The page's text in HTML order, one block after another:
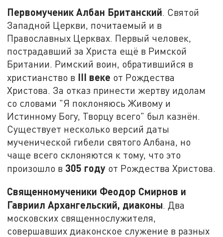
Первомученик Албан Британский. Святой
Западной Церкви, почитаемый и в
Православных Церквах. Первый человек,
пострадавший за Христа ещё в Римской
Британии. Римский воин, обратившийся в
христианство в III веке от Рождества
Христова. За отказ принести жертву идолам
со словами "Я поклоняюсь Живому и
Истинному Богу, Творцу всего" был казнён.
Существует несколько версий даты
мученической гибели святого Албана, но
чаще всего склоняются к тому, что это
произошло в 305 году от Рождества Христова.
Священномученики Феодор Смирнов и
Гавриил Архангельский, диаконы. Два
московских священнослужителя,
совершавших диаконское служение в разных